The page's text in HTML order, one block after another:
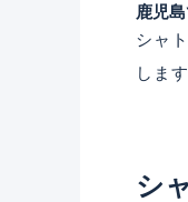
鹿児
シャ
します
シ